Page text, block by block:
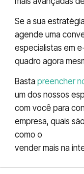
Se a sua
agende uma
especialistas em
quadro agora
Basta preencher
um dos nossos
com você para
empresa, quais
como o
vender mais na